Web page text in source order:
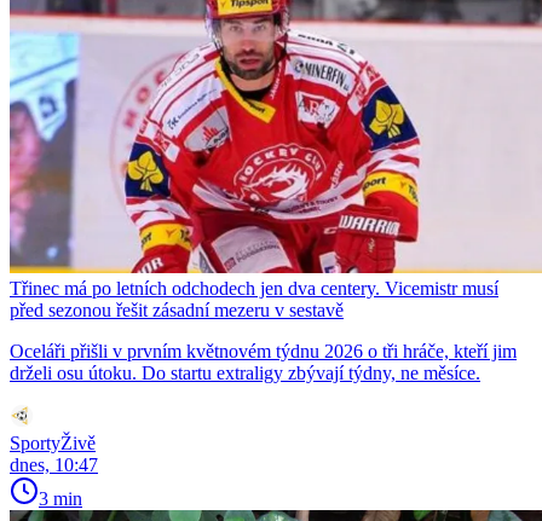
Třinec má po letních odchodech jen dva centery. Vicemistr musí
před sezonou řešit zásadní mezeru v sestavě
Oceláři přišli v prvním květnovém týdnu 2026 o tři hráče, kteří jim
drželi osu útoku. Do startu extraligy zbývají týdny, ne měsíce.
SportyŽivě
dnes, 10:47
3 min